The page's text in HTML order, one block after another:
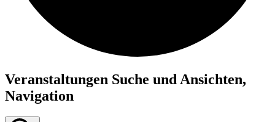
Veranstaltungen
für
18.
Januar
Veranstaltungen Suche und Ansichten,
Navigation